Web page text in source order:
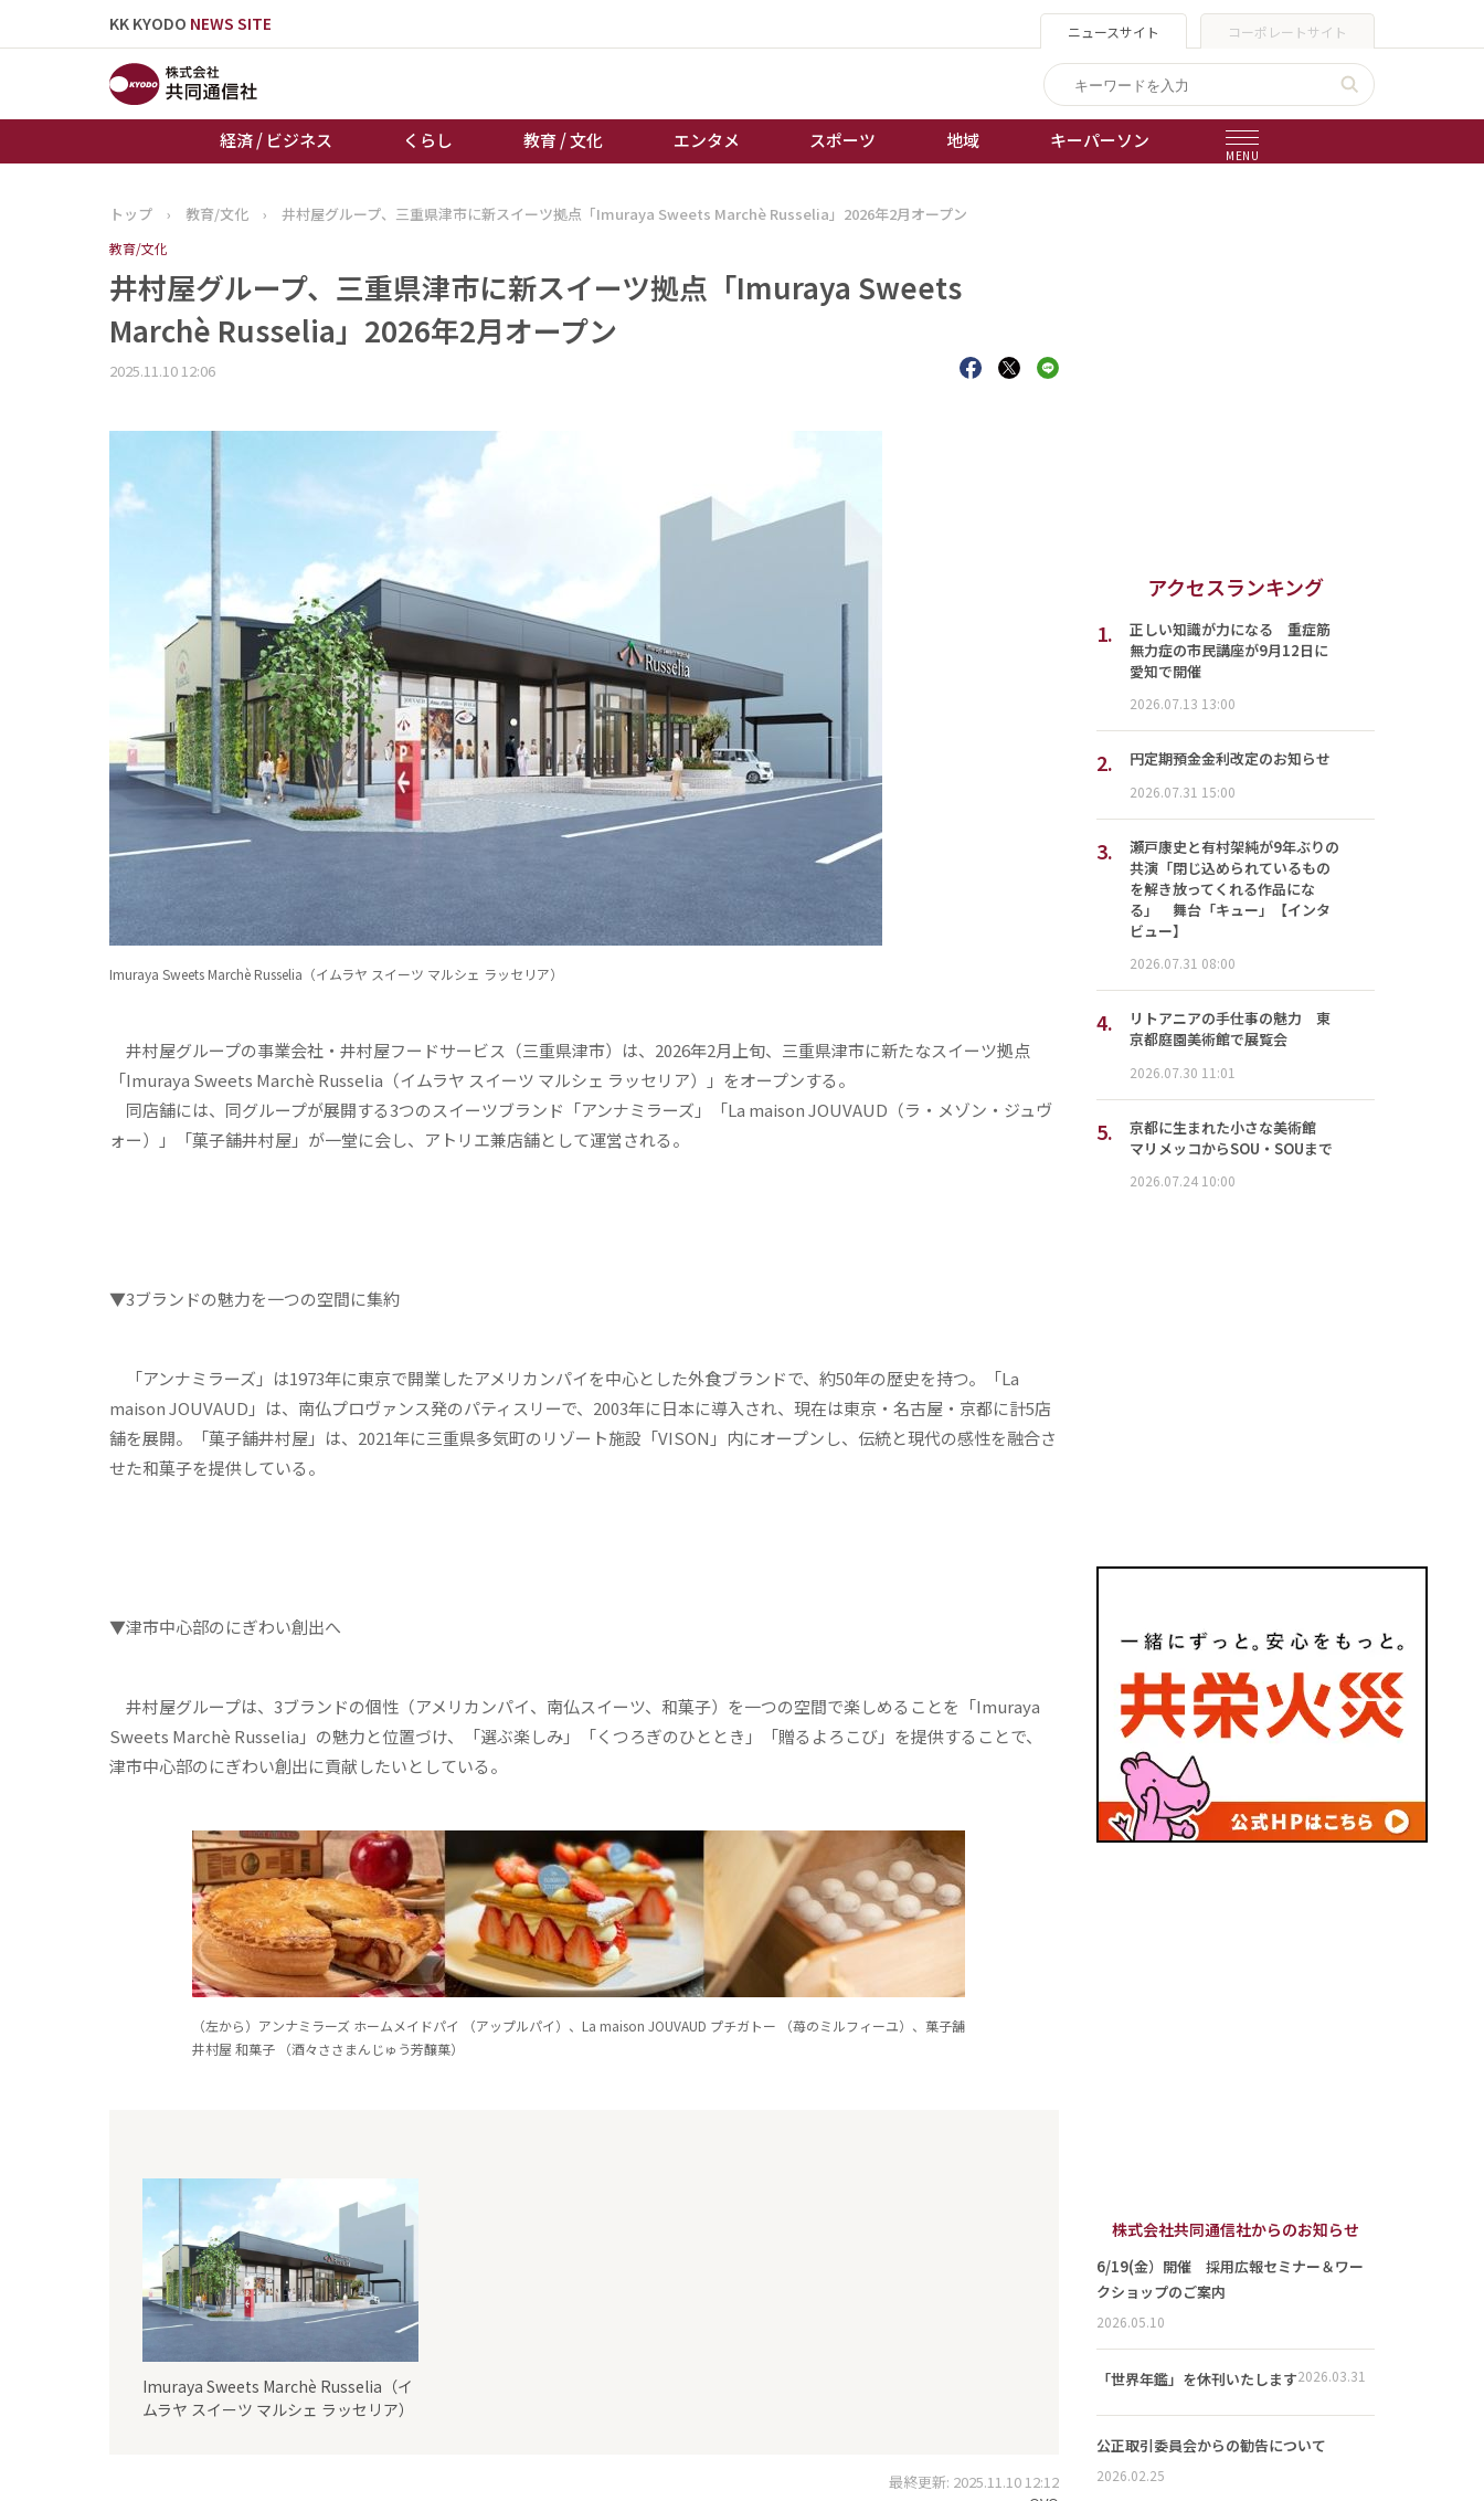
KK KYODO NEWS SITE ニュースサイト コーポレートサイト
経済 / ビジネス くらし 教育 / 文化 エンタメ スポーツ 地域 キーパーソン
MENU
トップページ
経済 / ビジネス
教育 / 文化
エンタメ
誰もが輝いて働く社会へ
オートレース
女流本因坊戦
トップ › 教育/文化 › 井村屋グループ、三重県津市に新スイーツ拠点「Imuraya Sweets Marchè Russelia」2026年2月オープン
教育/文化
井村屋グループ、三重県津市に新スイーツ拠点「Imuraya Sweets
Marchè Russelia」2026年2月オープン
2025.11.10 12:06
Imuraya Sweets Marchè Russelia（イムラヤ スイーツ マルシェ ラッセリア）
井村屋グループの事業会社・井村屋フードサービス（三重県津市）は、2026年2月上旬、三重県津市に新たなスイーツ拠点
「Imuraya Sweets Marchè Russelia（イムラヤ スイーツ マルシェ ラッセリア）」をオープンする。
同店舗には、同グループが展開する3つのスイーツブランド「アンナミラーズ」「La maison JOUVAUD（ラ・メゾン・ジュヴ
ォー）」「菓子舗井村屋」が一堂に会し、アトリエ兼店舗として運営される。
▼3ブランドの魅力を一つの空間に集約
「アンナミラーズ」は1973年に東京で開業したアメリカンパイを中心とした外食ブランドで、約50年の歴史を持つ。「La
maison JOUVAUD」は、南仏プロヴァンス発のパティスリーで、2003年に日本に導入され、現在は東京・名古屋・京都に計5店
舗を展開。「菓子舗井村屋」は、2021年に三重県多気町のリゾート施設「VISON」内にオープンし、伝統と現代の感性を融合さ
せた和菓子を提供している。
▼津市中心部のにぎわい創出へ
井村屋グループは、3ブランドの個性（アメリカンパイ、南仏スイーツ、和菓子）を一つの空間で楽しめることを「Imuraya
Sweets Marchè Russelia」の魅力と位置づけ、「選ぶ楽しみ」「くつろぎのひととき」「贈るよろこび」を提供することで、
津市中心部のにぎわい創出に貢献したいとしている。
（左から）アンナミラーズ ホームメイドパイ （アップルパイ）、La maison JOUVAUD プチガトー （苺のミルフィーユ）、菓子舗
井村屋 和菓子 （酒々ささまんじゅう芳醸菓）
Imuraya Sweets Marchè Russelia（イ
ムラヤ スイーツ マルシェ ラッセリア）
最終更新: 2025.11.10 12:12
アクセスランキング
1.
正しい知識が力になる 重症筋
無力症の市民講座が9月12日に
愛知で開催
2026.07.13 13:00
2. 円定期預金金利改定のお知らせ
2026.07.31 15:00
3.
瀬戸康史と有村架純が9年ぶりの
共演「閉じ込められているもの
を解き放ってくれる作品にな
る」 舞台「キュー」【インタ
ビュー】
2026.07.31 08:00
4.
リトアニアの手仕事の魅力 東
京都庭園美術館で展覧会
2026.07.30 11:01
5.
京都に生まれた小さな美術館
マリメッコからSOU・SOUまで
2026.07.24 10:00
株式会社共同通信社からのお知らせ
6/19(金）開催 採用広報セミナー＆ワー
クショップのご案内
2026.05.10
「世界年鑑」を休刊いたします2026.03.31
公正取引委員会からの勧告について
2026.02.25